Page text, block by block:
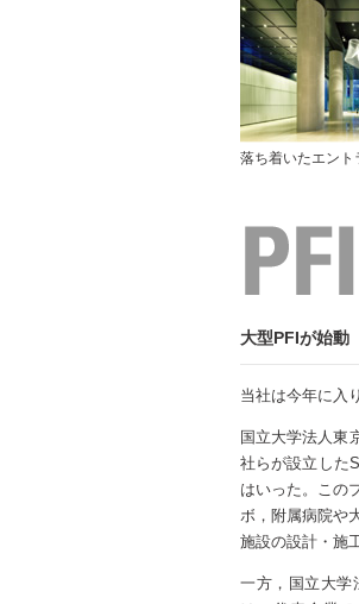
落ち着いたエント
大型PFIが始動
当社は今年に入
国立大学法人東
社らが設立した
はいった。この
ボ，附属病院や
施設の設計・施
一方，国立大学